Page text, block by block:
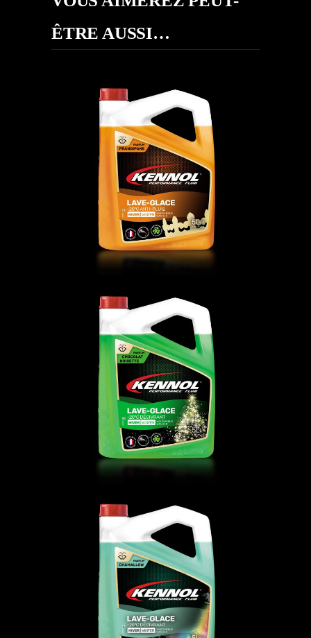
ÊTRE AUSSI…
LAVE-GLACE -20°C ANTI-PLUIE
FLUIDES,LG
LAVE-GLACE -20°C DÉGIVRANT
FLUIDES,LG
LAVE-GLACE -20°C DÉGIVRANT
FLUIDES,LG